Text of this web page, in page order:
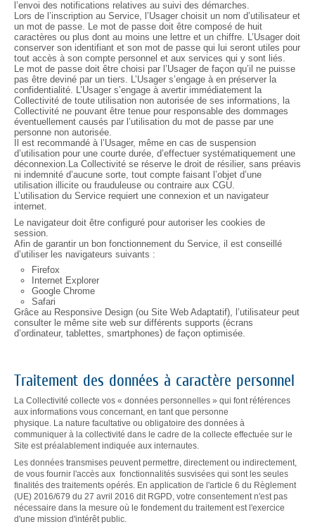
l’envoi des notifications relatives au suivi des démarches.
Lors de l’inscription au Service, l’Usager choisit un nom d’utilisateur et
un mot de passe. Le mot de passe doit être composé de huit
caractères ou plus dont au moins une lettre et un chiffre. L’Usager doit
conserver son identifiant et son mot de passe qui lui seront utiles pour
tout accès à son compte personnel et aux services qui y sont liés.
Le mot de passe doit être choisi par l’Usager de façon qu’il ne puisse
pas être deviné par un tiers. L’Usager s’engage à en préserver la
confidentialité. L’Usager s’engage à avertir immédiatement la
Collectivité de toute utilisation non autorisée de ses informations, la
Collectivité ne pouvant être tenue pour responsable des dommages
éventuellement causés par l’utilisation du mot de passe par une
personne non autorisée.
Il est recommandé à l’Usager, même en cas de suspension
d’utilisation pour une courte durée, d’effectuer systématiquement une
déconnexion.La Collectivité se réserve le droit de résilier, sans préavis
ni indemnité d’aucune sorte, tout compte faisant l’objet d’une
utilisation illicite ou frauduleuse ou contraire aux CGU.
L’utilisation du Service requiert une connexion et un navigateur
internet.
Le navigateur doit être configuré pour autoriser les cookies de
session.
Afin de garantir un bon fonctionnement du Service, il est conseillé
d’utiliser les navigateurs suivants :
Firefox
Internet Explorer
Google Chrome
Safari
Grâce au Responsive Design (ou Site Web Adaptatif), l’utilisateur peut
consulter le même site web sur différents supports (écrans
d’ordinateur, tablettes, smartphones) de façon optimisée.
Traitement des données à caractère personnel
La Collectivité collecte vos « données personnelles » qui font références
aux informations vous concernant, en tant que personne
physique. La nature facultative ou obligatoire des données à
communiquer à la collectivité dans le cadre de la collecte effectuée sur le
Site est préalablement indiquée aux internautes.
Les données transmises peuvent permettre, directement ou indirectement,
de vous fournir l'accès aux fonctionnalités susvisées qui sont les seules
finalités des traitements opérés. En application de l'article 6 du Règlement
(UE) 2016/679 du 27 avril 2016 dit RGPD, votre consentement n'est pas
nécessaire dans la mesure où le fondement du traitement est l'exercice
d'une mission d'intérêt public.